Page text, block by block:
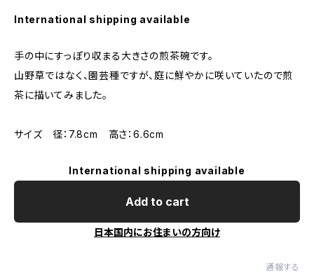
International shipping available
手の中にすっぽり収まる大きさの煎茶碗です。
山野草ではなく、園芸種ですが、庭に鮮やかに咲いていたので煎
茶に描いてみました。
サイズ 径：7.8cm 高さ：6.6cm
International shipping available
Add to cart
日本国内にお住まいの方向け
通報する